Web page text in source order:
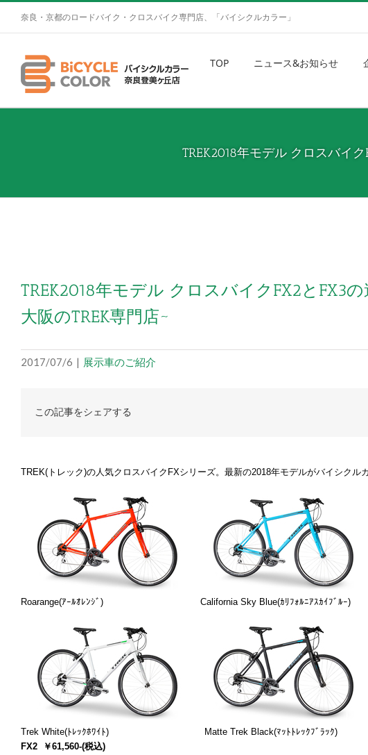
奈良・京都のロードバイク・クロスバイク専門店、「バイシクルカラー」
TOP ニュース&お知らせ
TREK2018年モデル クロスバイ
TREK2018年モデル クロスバイクFX2とFX3
大阪のTREK専門店~
2017/07/6 | 展示車のご紹介
この記事をシェアする
TREK(トレック)の人気クロスバイクFXシリーズ。最新の2018年モデルがバイシク
Roarange(ｱｰﾙｵﾚﾝｼﾞ) California Sky Blue(ｶﾘﾌｫﾙﾆｱｽｶｲﾌﾞﾙｰ)
Trek White(ﾄﾚｯｸﾎﾜｲﾄ) Matte Trek Black(ﾏｯﾄﾄﾚｯｸﾌﾞﾗｯｸ)
FX2
￥61,560-(税込)